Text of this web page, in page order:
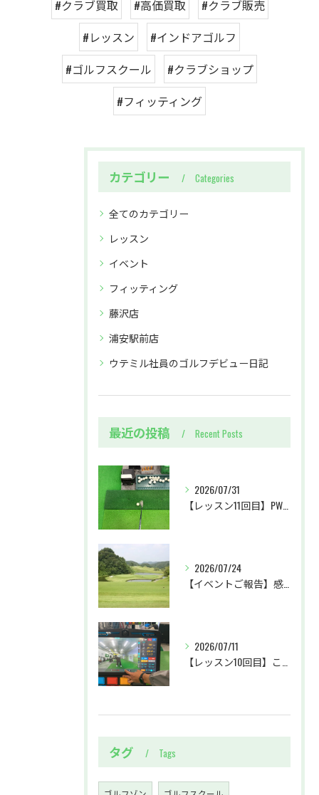
#クラブ買取 #高価買取
#クラブ販売
#レッスン
#インドアゴルフ
#ゴルフスクール
#クラブショップ
#フィッティング
カテゴリー Categories
全てのカテゴリー
レッスン
イベント
フィッティング
藤沢店
浦安駅前店
ウテミル社員のゴルフデビュー日記
最近の投稿 Recent Posts
2026/07/31
2026/07/24
2026/07/11
タグ Tags